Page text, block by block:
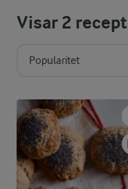
Visar2 recept
Popularitet